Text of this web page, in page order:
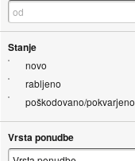
Stanje
novo
rabljeno
poškodovano/pokvarjeno
Vrsta ponudbe